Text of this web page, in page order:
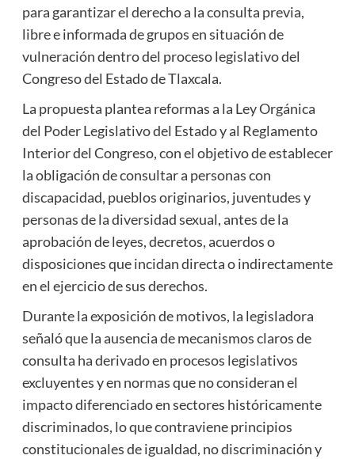
para garantizar el derecho a la consulta previa,
libre e informada de grupos en situación de
vulneración dentro del proceso legislativo del
Congreso del Estado de Tlaxcala.
La propuesta plantea reformas a la Ley Orgánica
del Poder Legislativo del Estado y al Reglamento
Interior del Congreso, con el objetivo de establecer
la obligación de consultar a personas con
discapacidad, pueblos originarios, juventudes y
personas de la diversidad sexual, antes de la
aprobación de leyes, decretos, acuerdos o
disposiciones que incidan directa o indirectamente
en el ejercicio de sus derechos.
Durante la exposición de motivos, la legisladora
señaló que la ausencia de mecanismos claros de
consulta ha derivado en procesos legislativos
excluyentes y en normas que no consideran el
impacto diferenciado en sectores históricamente
discriminados, lo que contraviene principios
constitucionales de igualdad, no discriminación y